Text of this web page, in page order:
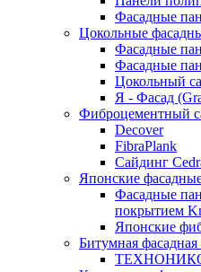
Фасадные
Цокольные
Фасадные
Фасадные
Цокольный
Я - Фасад
Фиброцементный
Decover
FibraPlank
Сайдинг
Японские
Фасадные
покрытием
Японские
Битумная фасадная